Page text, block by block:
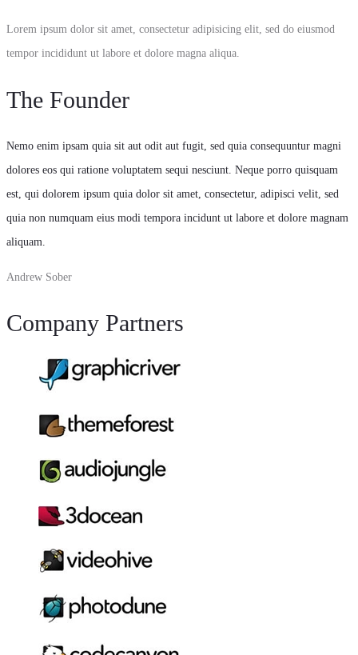
Lorem ipsum dolor sit amet, consectetur adipisicing elit, sed do eiusmod
tempor incididunt ut labore et dolore magna aliqua.
The Founder
Nemo enim ipsam quia sit aut odit aut fugit, sed quia consequuntur magni
dolores eos qui ratione voluptatem sequi nesciunt. Neque porro quisquam
est, qui dolorem ipsum quia dolor sit amet, consectetur, adipisci velit, sed
quia non numquam eius modi tempora incidunt ut labore et dolore magnam
aliquam.
Andrew Sober
Company Partners